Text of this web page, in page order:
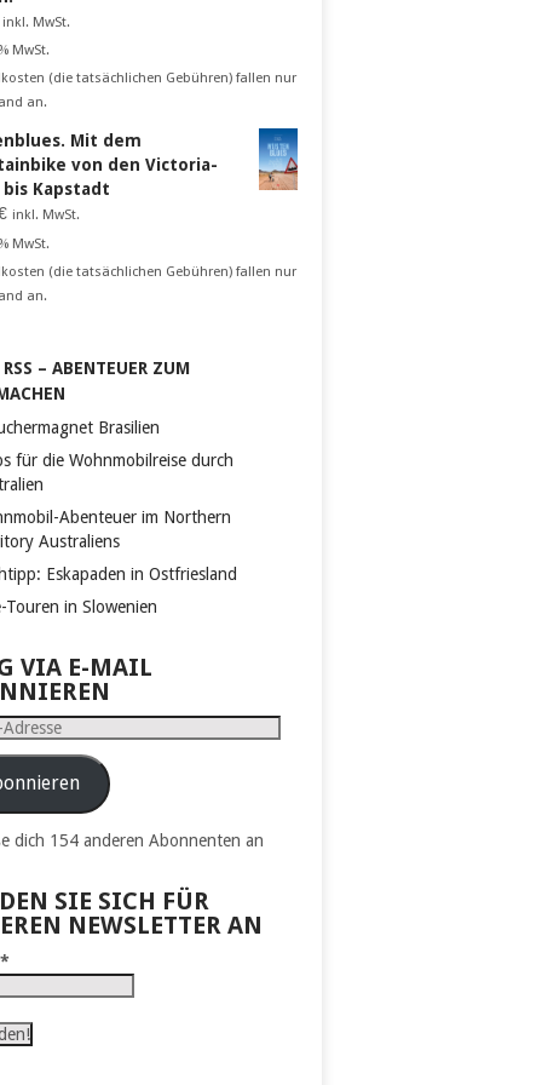
inkl. MwSt.
MwSt.
(die tatsächlichen Gebühren) fallen nur
an.
Mit dem
von den Victoria-
bis Kapstadt
inkl. MwSt.
MwSt.
(die tatsächlichen Gebühren) fallen nur
an.
RSS – ABENTEUER ZUM
Brasilien
für die Wohnmobilreise durch
Abenteuer im Northern
Australiens
Eskapaden in Ostfriesland
Touren in Slowenien
VIA E-MAIL
dich 154 anderen Abonnenten an
SIE SICH FÜR
NEWSLETTER AN
*